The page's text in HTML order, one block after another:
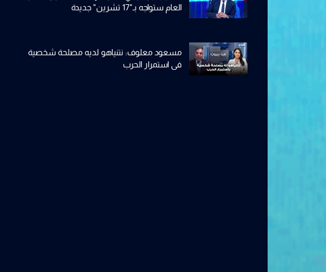
العام ستواجه بـ"17 تشرين" جديدة
مسعود معلوف: نتنياهو لديه مصلحة شخصية
في استمرار الحرب